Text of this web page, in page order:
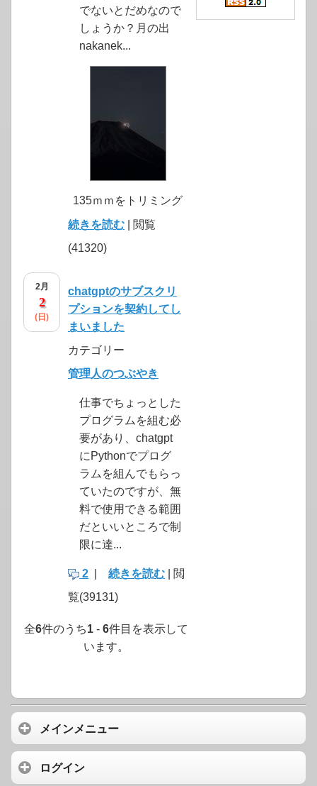
でないとだめなので
しょうか？月の出
nakanek...
135ｍｍをトリミング
続きを読む | 閲覧
(41320)
2月
2
(日)
chatgptのサブスクリ
プションを契約してし
まいました
カテゴリー
管理人のつぶやき
仕事でちょっとした
プログラムを組む必
要があり、chatgpt
にPythonでプログ
ラムを組んでもらっ
ていたのですが、無
料で使用できる範囲
だといいところで制
限に達...
2 続きを読む | 閲
覧(39131)
全6件のうち1 - 6件目を表示して
います。
メインメニュー
ログイン